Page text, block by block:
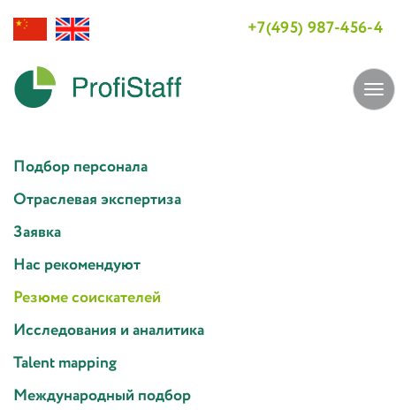
+7(495) 987-456-4
Подбор персонала
Отраслевая экспертиза
Заявка
Нас рекомендуют
Резюме соискателей
Исследования и аналитика
Talent mapping
Международный подбор